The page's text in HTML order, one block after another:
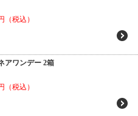
（税込）
アワンデー 2箱
（税込）